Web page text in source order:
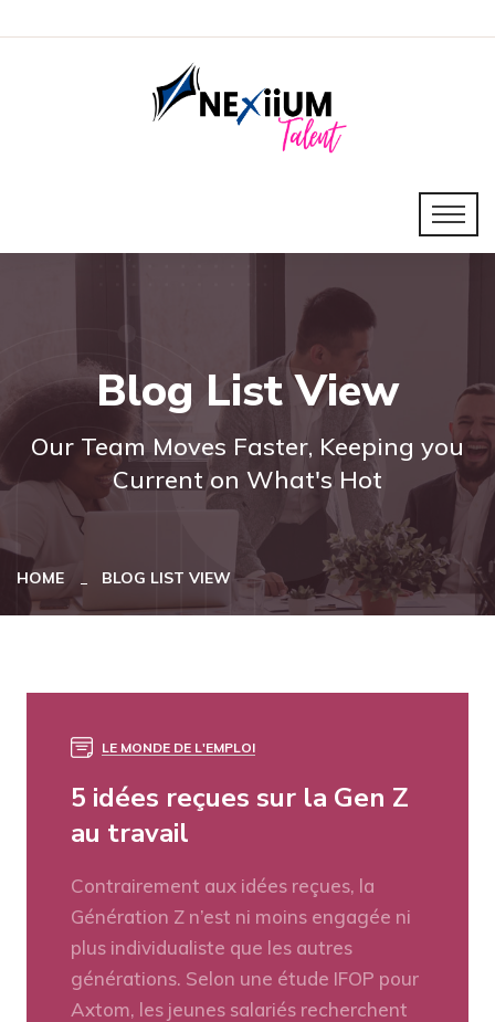
Blog List View
Our Team Moves Faster, Keeping you
Current on What's Hot
HOME BLOG LIST VIEW
LE MONDE DE L'EMPLOI
5 idées reçues sur la Gen Z
au travail
Contrairement aux idées reçues, la
Génération Z n’est ni moins engagée ni
plus individualiste que les autres
générations. Selon une étude IFOP pour
Axtom, les jeunes salariés recherchent